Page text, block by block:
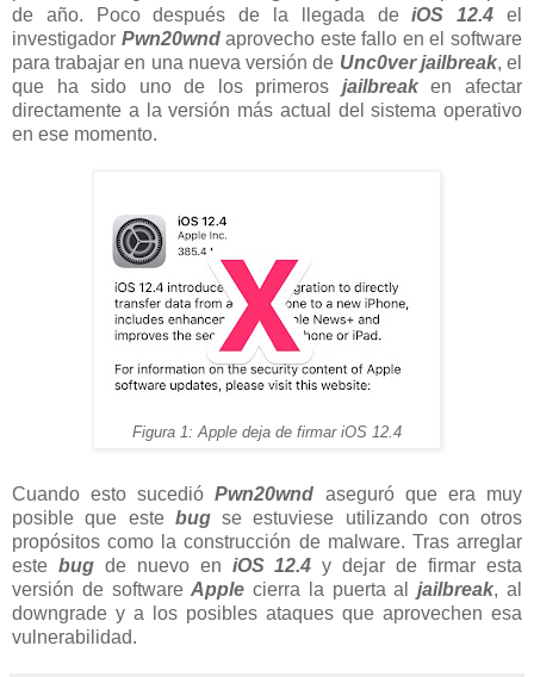
de año. Poco después de la llegada deiOS 12.4 el
investigador Pwn20wndaprovecho este fallo en el software
para trabajar en una nueva versión de Unc0ver jailbreak, el
que ha sido uno de los primeros jailbreaken afectar
directamente a la versión más actual del sistema operativo
en ese momento.
Figura 1: Apple deja de firmar iOS 12.4
Cuando esto sucedióPwn20wnd aseguró que era muy
posible que este bugse estuviese utilizando con otros
propósitos como la construcción de malware. Tras arreglar
este bugde nuevo en iOS 12.4y dejar de firmar esta
versión de softwareApple cierra la puerta aljailbreak, al
downgrade y a los posibles ataques que aprovechen esa
vulnerabilidad.